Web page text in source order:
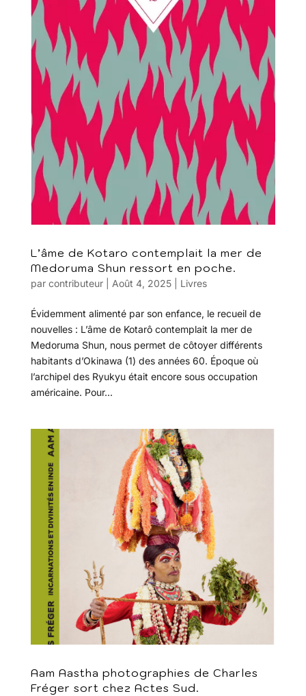
L’âme de Kotaro contemplait la mer de
Medoruma Shun ressort en poche.
par contributeur| Août 4, 2025| Livres
Évidemment alimenté par son enfance, le recueil de
nouvelles : L’âme de Kotarô contemplait la mer de
Medoruma Shun, nous permet de côtoyer différents
habitants d’Okinawa (1) des années 60. Époque où
l’archipel des Ryukyu était encore sous occupation
américaine. Pour...
Aam Aastha photographies de Charles
Fréger sort chez Actes Sud.